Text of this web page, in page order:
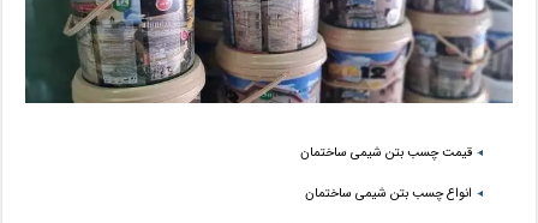
قیمت چسب بتن شیمی ساختمان
انواع چسب بتن شیمی ساختمان